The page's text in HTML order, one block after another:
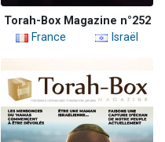
Torah-Box Magazine n°252
France
Israël